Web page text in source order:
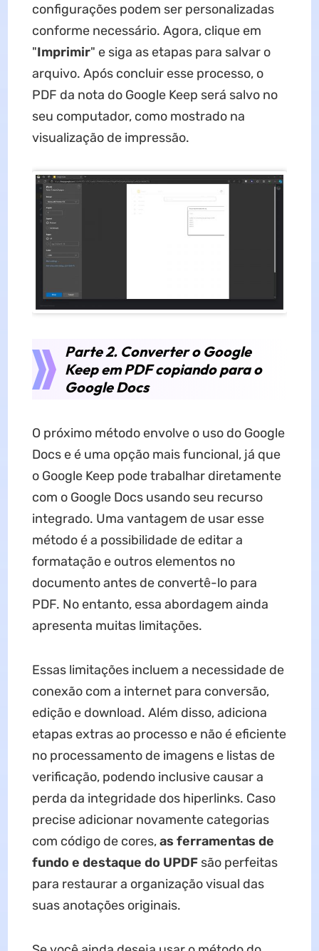
configurações podem ser personalizadas
conforme necessário. Agora, clique em
"Imprimir" e siga as etapas para salvar o
arquivo. Após concluir esse processo, o
PDF da nota do Google Keep será salvo no
seu computador, como mostrado na
visualização de impressão.
Parte 2. Converter o Google
Keep em PDF copiando para o
Google Docs
O próximo método envolve o uso do Google
Docs e é uma opção mais funcional, já que
o Google Keep pode trabalhar diretamente
com o Google Docs usando seu recurso
integrado. Uma vantagem de usar esse
método é a possibilidade de editar a
formatação e outros elementos no
documento antes de convertê-lo para
PDF. No entanto, essa abordagem ainda
apresenta muitas limitações.
Essas limitações incluem a necessidade de
conexão com a internet para conversão,
edição e download. Além disso, adiciona
etapas extras ao processo e não é eficiente
no processamento de imagens e listas de
verificação, podendo inclusive causar a
perda da integridade dos hiperlinks. Caso
precise adicionar novamente categorias
com código de cores,as ferramentas de
fundo e destaque do UPDFsão perfeitas
para restaurar a organização visual das
suas anotações originais.